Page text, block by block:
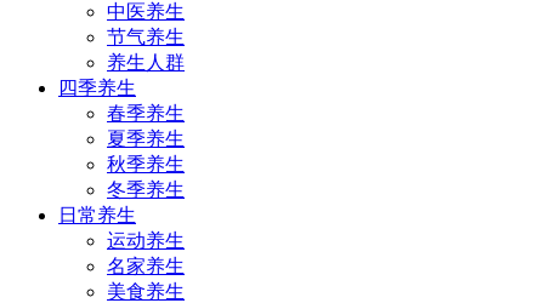
中医养生
节气养生
养生人群
四季养生
春季养生
夏季养生
秋季养生
冬季养生
日常养生
运动养生
名家养生
美食养生